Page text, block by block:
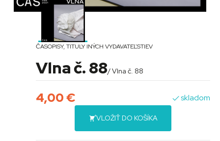
ČASOPISY, TITULY INÝCH VYDAVATEĽSTIEV
Vlna č. 88/ Vlna č. 88
4,00€ skladom
VLOŽIŤ DO KOŠÍKA